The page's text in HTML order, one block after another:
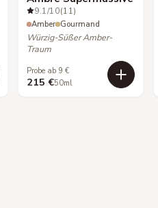
9.1/10(11)
Amber Gourmand
Würzig-Süßer Amber-
Traum
Probe ab 9 €
215 €50ml